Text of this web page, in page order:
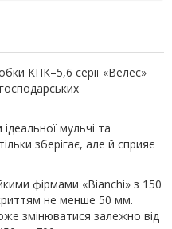
КПК–5,6 серії «Велес»
мульчі та
зберігає, але й сприяє
фірмами «Bianchi» з 150
не менше 50 мм.
змінюватися залежно від